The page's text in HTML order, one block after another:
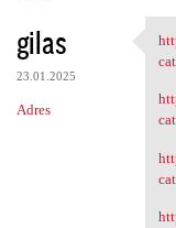
gilas
23.01.2025
Adres